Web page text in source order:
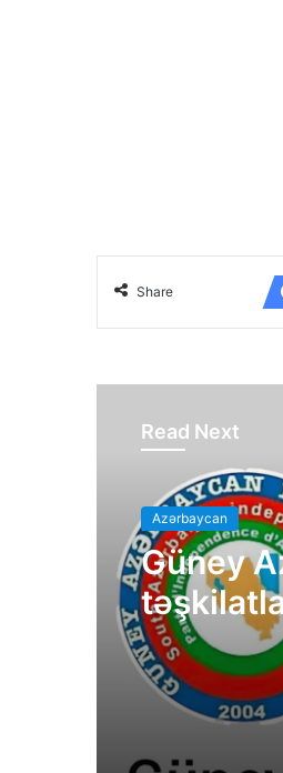
Share
Read Next
Azərbaycan
Güney
bəyanatı